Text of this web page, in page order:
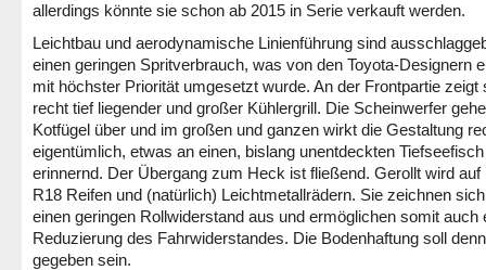
allerdings könnte sie schon ab 2015 in Serie verkauft werden.
Leichtbau und aerodynamische Linienführung sind
einen geringen Spritverbrauch, was von den Toyota-Designern
mit höchster Priorität umgesetzt wurde. An der Frontpartie zeigt
recht tief liegender und großer Kühlergrill. Die Scheinwerfer
Kotfügel über und im großen und ganzen wirkt die Gestaltung
eigentümlich, etwas an einen, bislang unentdeckten Tiefseefisch
erinnernd. Der Übergang zum Heck ist fließend. Gerollt wird auf
R18 Reifen und (natürlich) Leichtmetallrädern. Sie zeichnen
einen geringen Rollwiderstand aus und ermöglichen somit auch
Reduzierung des Fahrwiderstandes. Die Bodenhaftung soll
gegeben sein.